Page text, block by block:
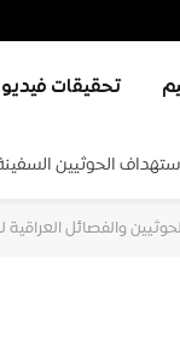
تحقيقات فيديو
الحوثيين
والفصائل العراقية